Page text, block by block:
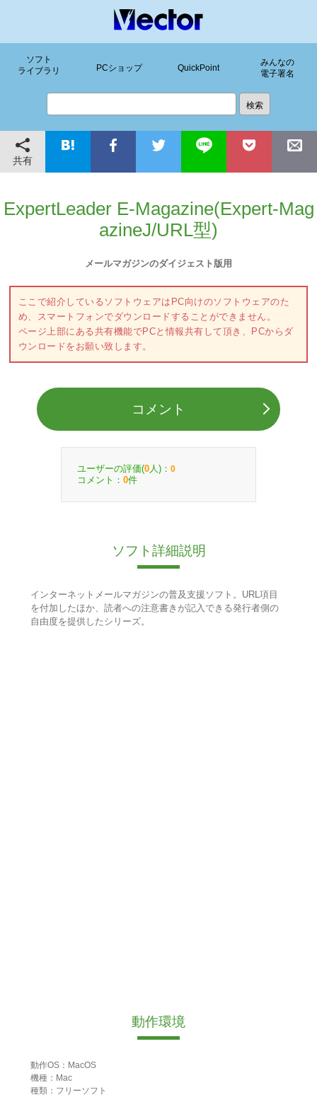
ソフト
ライブラリ
PCショップ QuickPoint
みんなの
電子署名
共有
ExpertLeader E-Magazine(Expert-Mag
azineJ/URL型)
メールマガジンのダイジェスト版用
ここで紹介しているソフトウェアはPC向けのソフトウェアのた
め、スマートフォンでダウンロードすることができません。
ページ上部にある共有機能でPCと情報共有して頂き、PCからダ
ウンロードをお願い致します。
コメント
ユーザーの評価(0 人)： 0
コメント： 0件
ソフト詳細説明
インターネットメールマガジンの普及支援ソフト。URL項目
を付加したほか、読者への注意書きが記入できる発行者側の
自由度を提供したシリーズ。
動作環境
動作OS：MacOS
機種：Mac
種類：フリーソフト